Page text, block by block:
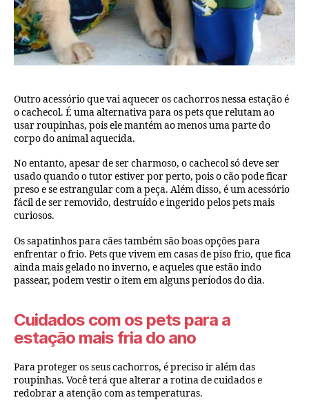
Outro acessório que vai aquecer os cachorros nessa estação é
o cachecol. É uma alternativa para os pets que relutam ao
usar roupinhas, pois ele mantém ao menos uma parte do
corpo do animal aquecida.
No entanto, apesar de ser charmoso, o cachecol só deve ser
usado quando o tutor estiver por perto, pois o cão pode ficar
preso e se estrangular com a peça. Além disso, é um acessório
fácil de ser removido, destruído e ingerido pelos pets mais
curiosos.
Os sapatinhos para cães também são boas opções para
enfrentar o frio. Pets que vivem em casas de piso frio, que fica
ainda mais gelado no inverno, e aqueles que estão indo
passear, podem vestir o item em alguns períodos do dia.
Cuidados com os pets para a
estação mais fria do ano
Para proteger os seus cachorros, é preciso ir além das
roupinhas. Você terá que alterar a rotina de cuidados e
redobrar a atenção com as temperaturas.